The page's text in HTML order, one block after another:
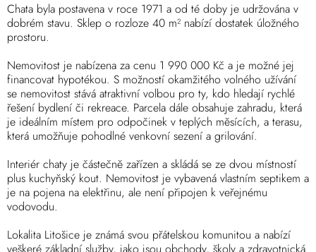
Chata byla postavena v roce 1971 a od té doby je udržována v
dobrém stavu. Sklep o rozloze 40 m² nabízí dostatek úložného
prostoru.
Nemovitost je nabízena za cenu 1 990 000 Kč a je možné jej
financovat hypotékou. S možností okamžitého volného užívání
se nemovitost stává atraktivní volbou pro ty, kdo hledají rychlé
řešení bydlení či rekreace. Parcela dále obsahuje zahradu, která
je ideálním místem pro odpočinek v teplých měsících, a terasu,
která umožňuje pohodlné venkovní sezení a grilování.
Interiér chaty je částečně zařízen a skládá se ze dvou místností
plus kuchyňský kout. Nemovitost je vybavená vlastním septikem a
je na pojena na elektřinu, ale není připojen k veřejnému
vodovodu.
Lokalita Litošice je známá svou přátelskou komunitou a nabízí